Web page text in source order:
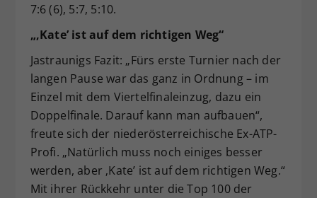
7:6 (6), 5:7, 5:10.
„‚Kate’ ist auf dem richtigen Weg“
Jastraunigs Fazit: „Fürs erste Turnier nach der
langen Pause war das ganz in Ordnung – im
Einzel mit dem Viertelfinaleinzug, dazu ein
Doppelfinale. Darauf kann man aufbauen“,
freute sich der niederösterreichische Ex-ATP-
Profi. „Natürlich muss noch einiges besser
werden, aber ‚Kate’ ist auf dem richtigen Weg.“
Mit ihrer Rückkehr unter die Top 100 der